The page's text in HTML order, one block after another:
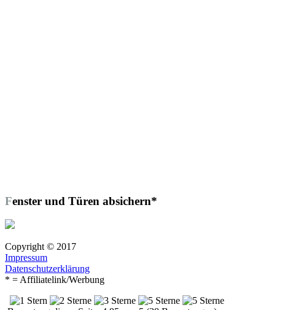
Fenster und Türen absichern*
Copyright © 2017
Impressum
Datenschutzerklärung
* = Affiliatelink/Werbung